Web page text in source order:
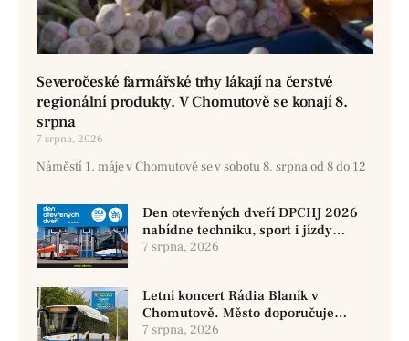
Severočeské farmářské trhy lákají na čerstvé
regionální produkty. V Chomutově se konají 8.
srpna
7 srpna, 2026
Náměstí 1. máje v Chomutově se v sobotu 8. srpna od 8 do 12
Den otevřených dveří DPCHJ 2026
nabídne techniku, sport i jízdy
historickými vozy
7 srpna, 2026
Letní koncert Rádia Blaník v
Chomutově. Město doporučuje
využít MHD
7 srpna, 2026